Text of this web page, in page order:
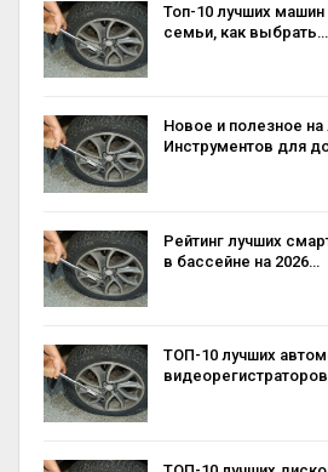
Топ-10 лучших
семьи, как выбрать…
Новое и полезное
Инструментов для
Рейтинг лучших
в бассейне на 2026…
ТОП-10 лучших